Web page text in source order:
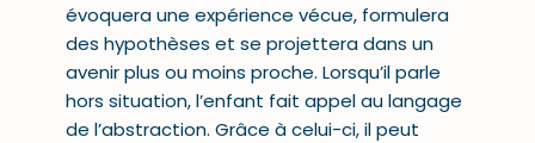
évoquera une expérience vécue, formulera
des hypothèses et se projettera dans un
avenir plus ou moins proche. Lorsqu’il parle
hors situation, l’enfant fait appel au langage
de l’abstraction. Grâce à celui-ci, il peut